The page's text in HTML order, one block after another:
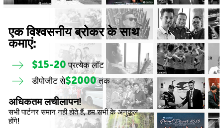
एक विश्वसनीय ब्रोकर के साथ
कमाएं:
$15-20 प्रत्येक लॉट
डीपोजीट से$2000तक
अधिकतम लचीलापन!
सभी पार्टनर समान नही होते हैं, हम सभी के अनुकूल
होंगे!